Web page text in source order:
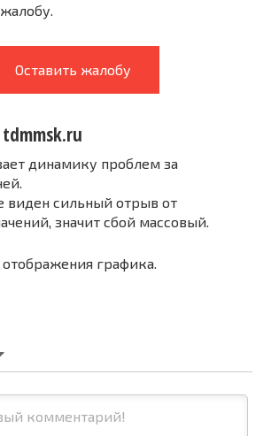
Оставить жалобу
динамику проблем за
виден сильный отрыв от
значит сбой массовый.
графика.